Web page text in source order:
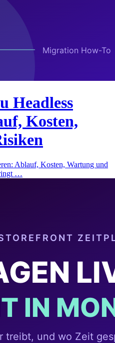
Headless
Kosten,
Ablauf, Kosten, Wartung und
…